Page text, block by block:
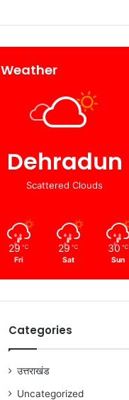
Weather
Dehradun
Scattered Clouds
29 ℃
Fri
29 ℃
Sat
30 ℃
Sun
Categories
उत्तराखंड
Uncategorized